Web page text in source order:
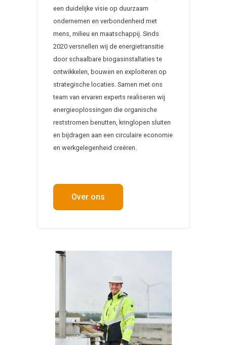
een duidelijke visie op duurzaam
ondernemen en verbondenheid met
mens, milieu en maatschappij. Sinds
2020 versnellen wij de energietransitie
door schaalbare biogasinstallaties te
ontwikkelen, bouwen en exploiteren op
strategische locaties. Samen met ons
team van ervaren experts realiseren wij
energieoplossingen die organische
reststromen benutten, kringlopen sluiten
en bijdragen aan een circulaire economie
en werkgelegenheid creëren.
Over ons